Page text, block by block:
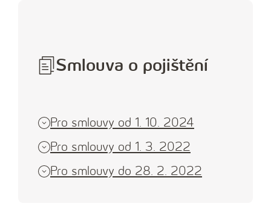
Smlouva o pojištění
Pro smlouvy od 1. 10. 2024
Pro smlouvy od 1. 3. 2022
Pro smlouvy do 28. 2. 2022